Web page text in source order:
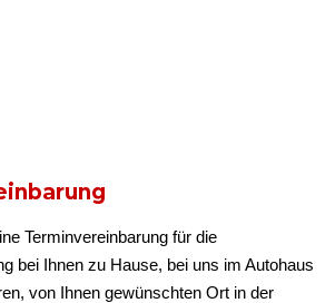
Terminvereinbarung für die
bei Ihnen zu Hause, bei uns im Autohaus
von Ihnen gewünschten Ort in der